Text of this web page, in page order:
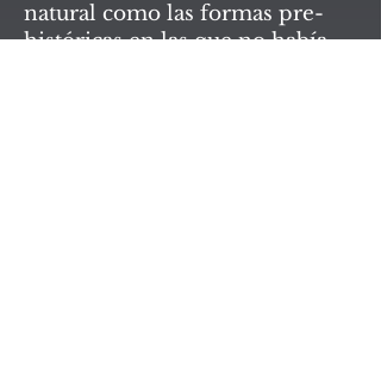
natural como las formas pre-
históricas en las que no había